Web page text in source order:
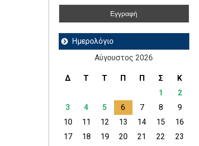
Ημερολόγιο
Αύγουστος 2026
Δ Τ Τ Π Π Σ
Κ
1
2
3
4 5 6 7 8
9
10
11 12 13 14 15
16
17
18 19 20 21 22
23